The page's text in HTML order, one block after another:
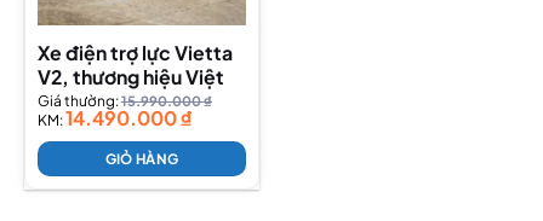
Xe điện trợ lực Vietta
V2, thương hiệu Việt
Giá thường:15.990.000₫
KM:14.490.000₫
GIỎ HÀNG